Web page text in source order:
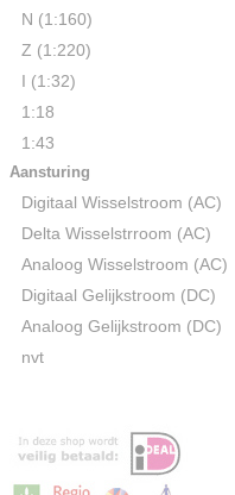
N (1:160)
Z (1:220)
I (1:32)
1:18
1:43
Aansturing
Digitaal Wisselstroom (AC)
Delta Wisselstrroom (AC)
Analoog Wisselstroom (AC)
Digitaal Gelijkstroom (DC)
Analoog Gelijkstroom (DC)
nvt